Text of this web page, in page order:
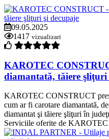
09.05.2025
1417 vizualizari
KAROTEC
diamantată, tăiere şliţuri
KAROTEC CONSTRUCT
cum ar fi carotare diamantată,
diamantat şi tăiere şliţuri în
Serviciile oferite de